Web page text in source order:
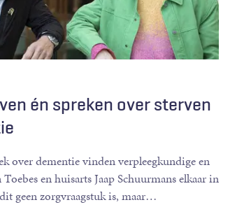
én spreken over sterven
over dementie vinden verpleegkundige en
en huisarts Jaap Schuurmans elkaar in
geen zorgvraagstuk is, maar…